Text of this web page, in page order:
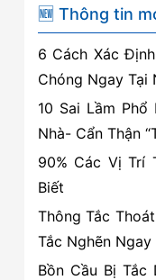
uy
tín,
giá
rẻ
tại
Hồng
Bàng,
Hải
Phòng
🆕 Thông tin
6 Cách Xác
Chóng Ngay Tại
10 Sai Lầm Phổ
Nhà- Cẩn Thận
90% Các Vị Trí
Biết
Thông Tắc
Tắc Nghẽn
Bồn Cầu Bị Tắc